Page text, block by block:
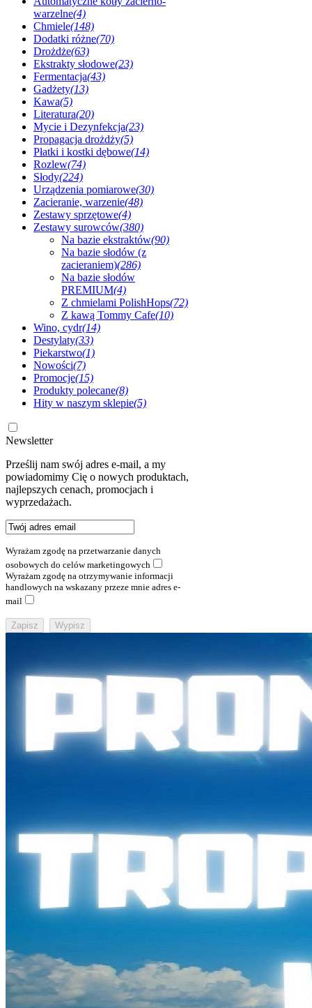
warzelne(4)
Chmiele(148)
Dodatki różne(70)
Drożdże(63)
Ekstrakty słodowe(23)
Fermentacja(43)
Gadżety(13)
Kawa(5)
Literatura(20)
Mycie i Dezynfekcja(23)
Propagacja drożdży(5)
Płatki i kostki dębowe(14)
Rozlew(74)
Słody(224)
Urządzenia pomiarowe(30)
Zacieranie, warzenie(48)
Zestawy sprzętowe(4)
Zestawy surowców(380)
Na bazie ekstraktów(90)
Na bazie słodów (z
zacieraniem)(286)
Na bazie słodów
PREMIUM(4)
Z chmielami PolishHops(72)
Z kawą Tommy Cafe(10)
Wino, cydr(14)
Destylaty(33)
Piekarstwo(1)
Nowości(7)
Promocje(15)
Produkty polecane(8)
Hity w naszym sklepie(5)
Newsletter
Prześlij nam swój adres e-mail, a my
powiadomimy Cię o nowych produktach,
najlepszych cenach, promocjach i
wyprzedażach.
Wyrażam zgodę na przetwarzanie danych
osobowych do celów marketingowych
Wyrażam zgodę na otrzymywanie informacji
handlowych na wskazany przeze mnie adres e-
mail